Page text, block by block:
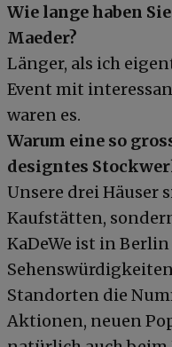
Wie lange haben
Maeder?
Länger, als ich
Event mit
waren es.
Warum eine so
designtes
Unsere drei Häuser
Kaufstätten,
KaDeWe ist in
Standorten die
Aktionen, neuen